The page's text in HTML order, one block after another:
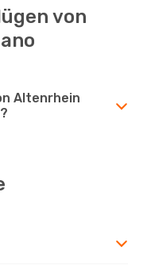
von
Altenrhein